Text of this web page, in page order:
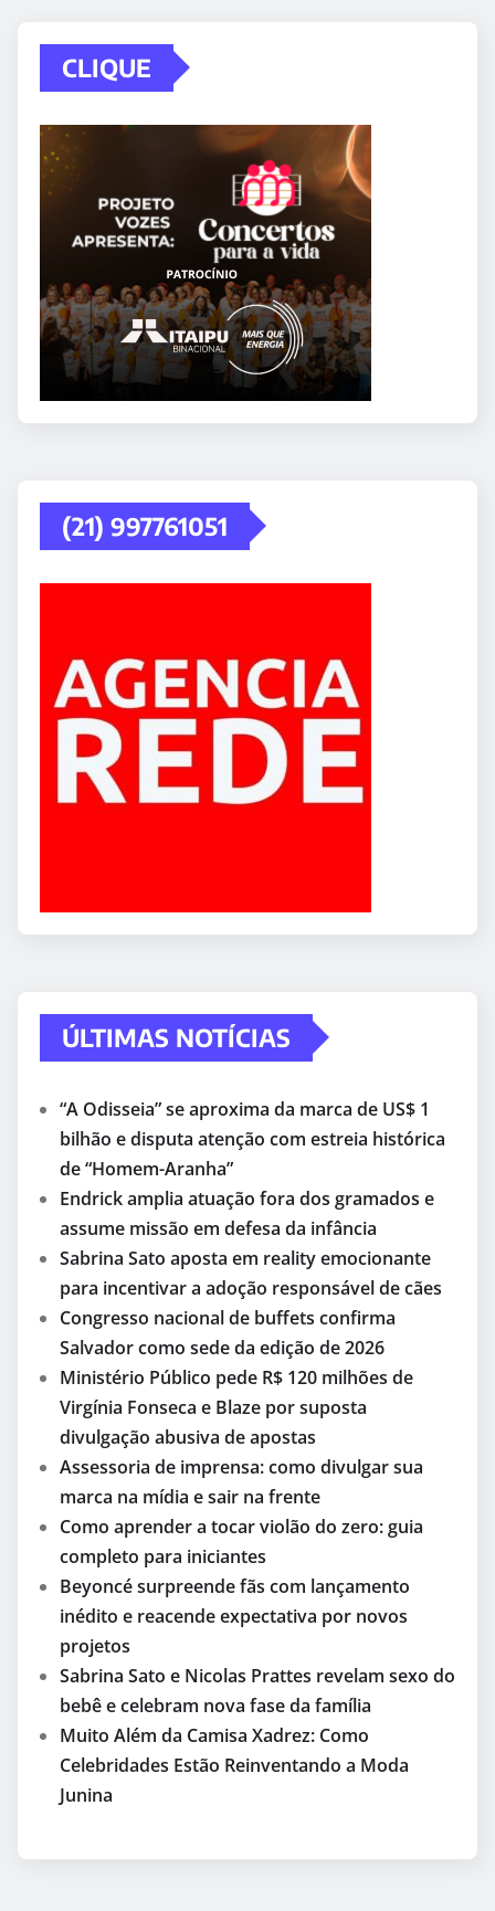
CLIQUE
(21) 997761051
ÚLTIMAS NOTÍCIAS
“A Odisseia” se aproxima da marca de US$ 1
bilhão e disputa atenção com estreia histórica
de “Homem-Aranha”
Endrick amplia atuação fora dos gramados e
assume missão em defesa da infância
Sabrina Sato aposta em reality emocionante
para incentivar a adoção responsável de cães
Congresso nacional de buffets confirma
Salvador como sede da edição de 2026
Ministério Público pede R$ 120 milhões de
Virgínia Fonseca e Blaze por suposta
divulgação abusiva de apostas
Assessoria de imprensa: como divulgar sua
marca na mídia e sair na frente
Como aprender a tocar violão do zero: guia
completo para iniciantes
Beyoncé surpreende fãs com lançamento
inédito e reacende expectativa por novos
projetos
Sabrina Sato e Nicolas Prattes revelam sexo do
bebê e celebram nova fase da família
Muito Além da Camisa Xadrez: Como
Celebridades Estão Reinventando a Moda
Junina